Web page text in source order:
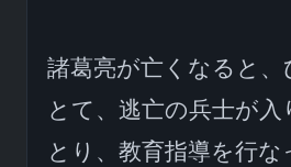
諸葛亮が亡くなると
とて、逃亡の兵士が
とり、教育指導を行